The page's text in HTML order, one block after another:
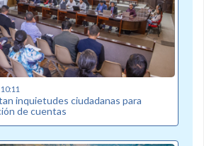
inquietudes ciudadanas para
de cuentas